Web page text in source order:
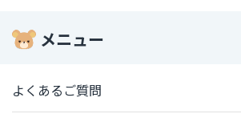
メニュー
よくあるご質問